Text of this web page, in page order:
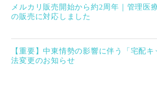
メルカリ販売開始から約2周年｜管理医
の販売に対応しました
【重要】中東情勢の影響に伴う「宅配
法変更のお知らせ